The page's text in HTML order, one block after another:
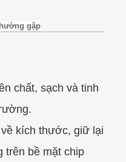
gặp
chất, sạch và tinh
kích thước, giữ lại
trên bề mặt chip